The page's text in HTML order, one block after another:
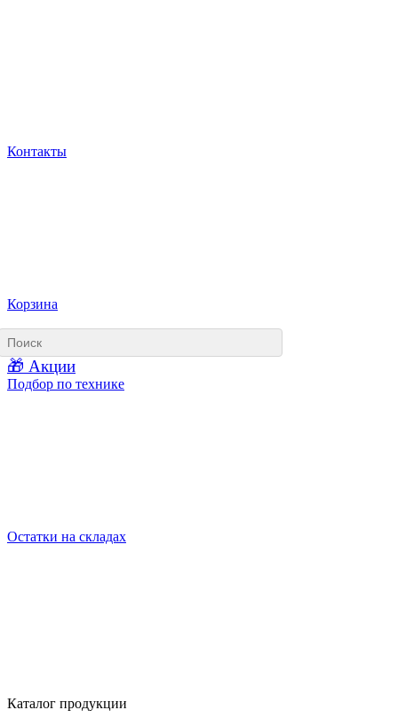
Контакты
Корзина
🎁 Акции
Подбор по технике
Остатки на складах
Каталог продукции